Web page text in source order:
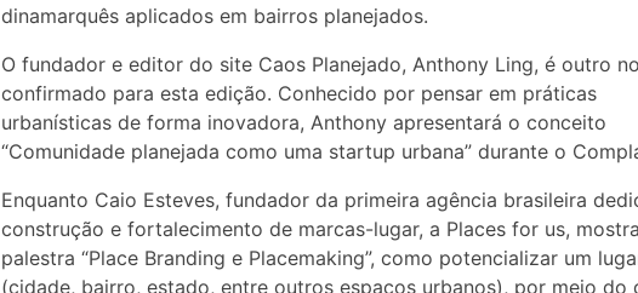
dinamarquês aplicados em bairros planejados.
O fundador e editor do site Caos Planejado, Anthony Ling, é outro
confirmado para esta edição. Conhecido por pensar em práticas
urbanísticas de forma inovadora, Anthony apresentará o conceito
“Comunidade planejada como uma startup urbana” durante o
Enquanto Caio Esteves, fundador da primeira agência brasileira
construção e fortalecimento de marcas-lugar, a Places for us,
palestra “Place Branding e Placemaking”, como potencializar um
(cidade, bairro, estado, entre outros espaços urbanos), por meio do